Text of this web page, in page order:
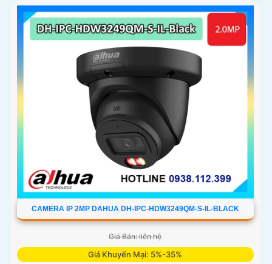
CAMERA IP 2MP DAHUA DH-IPC-HDW3249QM-S-IL-BLACK
Giá Bán: liên hệ
Giá Khuyến Mại: 5%-35%